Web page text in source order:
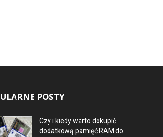
POSTY
Czy i kiedy warto dokupić
dodatkową pamięć RAM do